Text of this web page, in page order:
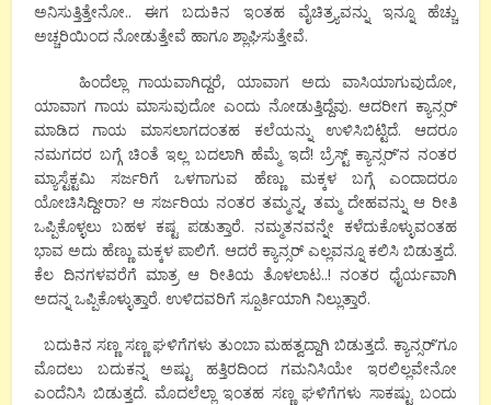
ಅನಿಸುತ್ತಿತ್ತೇನೋ.. ಈಗ ಬದುಕಿನ ಇಂತಹ ವೈಚಿತ್ರ್ಯವನ್ನು ಇನ್ನೂ ಹೆಚ್ಚು
ಅಚ್ಚರಿಯಿಂದ ನೋಡುತ್ತೇವೆ ಹಾಗೂ ಶ್ಲಾಘಿಸುತ್ತೇವೆ.
ಹಿಂದೆಲ್ಲಾ ಗಾಯವಾಗಿದ್ದರೆ, ಯಾವಾಗ ಅದು ವಾಸಿಯಾಗುವುದೋ,
ಯಾವಾಗ ಗಾಯ ಮಾಸುವುದೋ ಎಂದು ನೋಡುತ್ತಿದ್ದೆವು. ಆದರೀಗ ಕ್ಯಾನ್ಸರ್
ಮಾಡಿದ ಗಾಯ ಮಾಸಲಾಗದಂತಹ ಕಲೆಯನ್ನು ಉಳಿಸಿಬಿಟ್ಟಿದೆ. ಆದರೂ
ನಮಗದರ ಬಗ್ಗೆ ಚಿಂತೆ ಇಲ್ಲ ಬದಲಾಗಿ ಹೆಮ್ಮೆ ಇದೆ! ಬ್ರೆಸ್ಟ್ ಕ್ಯಾನ್ಸರ್’ನ ನಂತರ
ಮ್ಯಾಸ್ಟೆಕ್ಟಮಿ ಸರ್ಜರಿಗೆ ಒಳಗಾಗುವ ಹೆಣ್ಣು ಮಕ್ಕಳ ಬಗ್ಗೆ ಎಂದಾದರೂ
ಯೋಚಿಸಿದ್ದೀರಾ? ಆ ಸರ್ಜರಿಯ ನಂತರ ತಮ್ಮನ್ನ, ತಮ್ಮ ದೇಹವನ್ನು ಆ ರೀತಿ
ಒಪ್ಪಿಕೊಳ್ಳಲು ಬಹಳ ಕಷ್ಟ ಪಡುತ್ತಾರೆ. ನಮ್ಮತನವನ್ನೇ ಕಳೆದುಕೊಳ್ಳುವಂತಹ
ಭಾವ ಅದು ಹೆಣ್ಣು ಮಕ್ಕಳ ಪಾಲಿಗೆ. ಆದರೆ ಕ್ಯಾನ್ಸರ್ ಎಲ್ಲವನ್ನೂ ಕಲಿಸಿ ಬಿಡುತ್ತದೆ.
ಕೆಲ ದಿನಗಳವರೆಗೆ ಮಾತ್ರ ಆ ರೀತಿಯ ತೊಳಲಾಟ..! ನಂತರ ಧೈರ್ಯವಾಗಿ
ಅದನ್ನ ಒಪ್ಪಿಕೊಳ್ಳುತ್ತಾರೆ. ಉಳಿದವರಿಗೆ ಸ್ಪೂರ್ತಿಯಾಗಿ ನಿಲ್ಲುತ್ತಾರೆ.
ಬದುಕಿನ ಸಣ್ಣ ಸಣ್ಣ ಘಳಿಗೆಗಳು ತುಂಬಾ ಮಹತ್ವದ್ದಾಗಿ ಬಿಡುತ್ತದೆ. ಕ್ಯಾನ್ಸರ್’ಗೂ
ಮೊದಲು ಬದುಕನ್ನ ಅಷ್ಟು ಹತ್ತಿರದಿಂದ ಗಮನಿಸಿಯೇ ಇರಲಿಲ್ಲವೇನೋ
ಎಂದೆನಿಸಿ ಬಿಡುತ್ತದೆ. ಮೊದಲೆಲ್ಲಾ ಇಂತಹ ಸಣ್ಣ ಘಳಿಗೆಗಳು ಸಾಕಷ್ಟು ಬಂದು